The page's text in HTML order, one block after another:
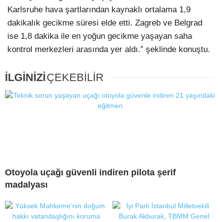
Karlsruhe hava şartlarından kaynaklı ortalama 1,9
dakikalık gecikme süresi elde etti. Zagreb ve Belgrad
ise 1,8 dakika ile en yoğun gecikme yaşayan saha
kontrol merkezleri arasında yer aldı.” şeklinde konuştu.
İLGİNİZİÇEKEBİLİR
Otoyola uçağı güvenli indiren pilota şerif
madalyası